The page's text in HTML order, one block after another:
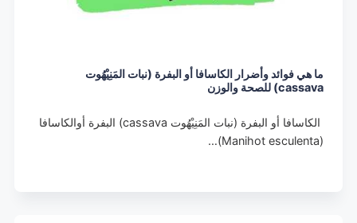
ما هي فوائد وأضرار الكاسافا أو البفرة (نبات المَنِيْهُوت
cassava) للصحة والوزن
الكاسافا أو البفرة (نبات المَنِيْهُوت cassava) البفرة أوالكاسافا
(Manihot esculenta)…